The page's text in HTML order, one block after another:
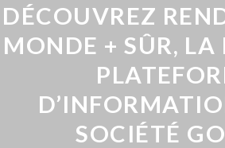
DÉCOUVREZ
MONDE + SÛR, LA
SOCIÉTÉ